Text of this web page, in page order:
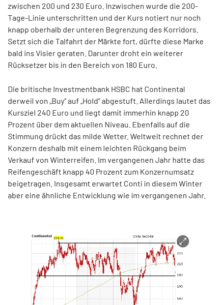
zwischen 200 und 230 Euro. Inzwischen wurde die 200-
Tage-Linie unterschritten und der Kurs notiert nur noch
knapp oberhalb der unteren Begrenzung des Korridors.
Setzt sich die Talfahrt der Märkte fort, dürfte diese Marke
bald ins Visier geraten. Darunter droht ein weiterer
Rücksetzer bis in den Bereich von 180 Euro.
Die britische Investmentbank HSBC hat Continental
derweil von „Buy“ auf „Hold“ abgestuft. Allerdings lautet das
Kursziel 240 Euro und liegt damit immerhin knapp 20
Prozent über dem aktuellen Niveau. Ebenfalls auf die
Stimmung drückt das milde Wetter. Weltweit rechnet der
Konzern deshalb mit einem leichten Rückgang beim
Verkauf von Winterreifen. Im vergangenen Jahr hatte das
Reifengeschäft knapp 40 Prozent zum Konzernumsatz
beigetragen. Insgesamt erwartet Conti in diesem Winter
aber eine ähnliche Entwicklung wie im vergangenen Jahr.